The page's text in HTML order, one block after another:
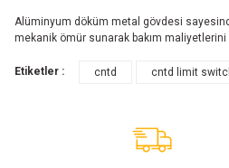
Alüminyum döküm metal gövdesi
mekanik ömür sunarak bakım
Etiketler : cntd cntd limit